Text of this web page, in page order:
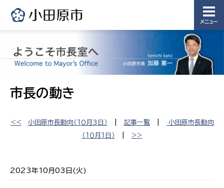
メニュー
市長の動き
<< 小田原市長動向（１０月３日） 記事一覧|
​小田原市長動向
（１０月１日）
>>
2023年10月03日(火)